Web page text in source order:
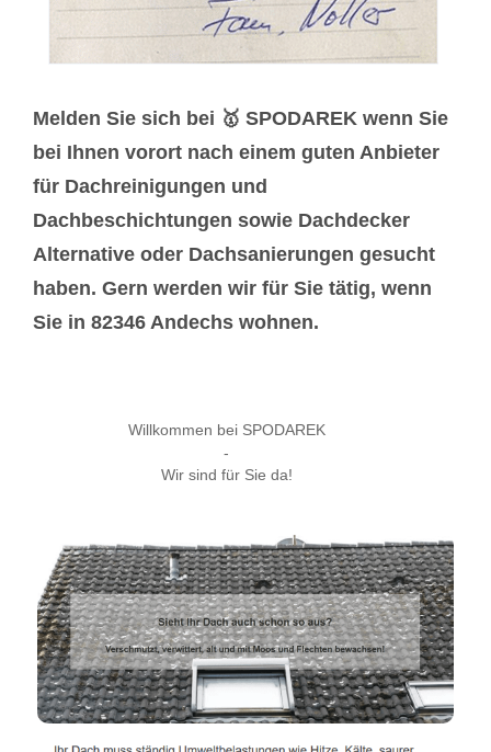
Melden Sie sich bei 🥇 SPODAREK wenn Sie
bei Ihnen vorort nach einem guten Anbieter
für Dachreinigungen und
Dachbeschichtungen sowie Dachdecker
Alternative oder Dachsanierungen gesucht
haben. Gern werden wir für Sie tätig, wenn
Sie in 82346 Andechs wohnen.
Willkommen bei SPODAREK
-
Wir sind für Sie da!